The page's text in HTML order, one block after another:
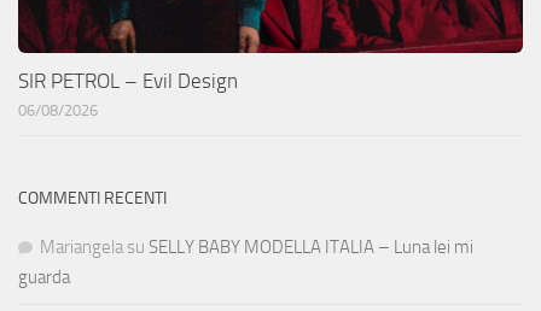
SIR PETROL – Evil Design
06/08/2026
COMMENTI RECENTI
Mariangela su SELLY BABY MODELLA ITALIA – Luna lei mi
guarda